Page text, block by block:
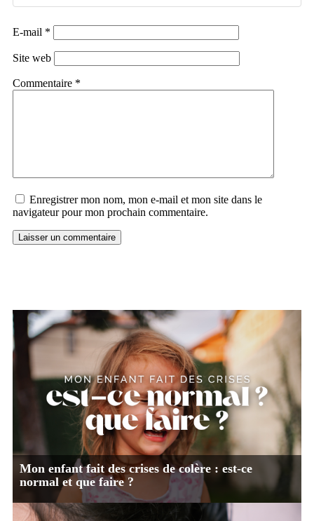
E-mail *
Site web
Commentaire *
Enregistrer mon nom, mon e-mail et mon site dans le
navigateur pour mon prochain commentaire.
Mon enfant fait des crises de colère : est-ce
normal et que faire ?